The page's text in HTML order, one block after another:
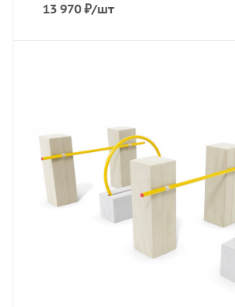
13 970 ₽/шт